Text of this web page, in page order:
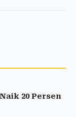
20 Persen